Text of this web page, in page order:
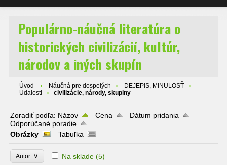
Populárno-náučná literatúra o
historických civilizácií, kultúr,
národov a iných skupín
Úvod Náučná pre dospelých
DEJEPIS, MINULOSŤ
Udalosti
civilizácie, národy, skupiny
Zoradiť podľa: Názov Cena
Dátum pridania
Odporúčané poradie
Obrázky
Tabuľka
Autor ∨ Na sklade (5)